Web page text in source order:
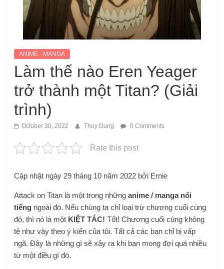
ANIME - MANGA
Làm thế nào Eren Yeager
trở thành một Titan? (Giải
trình)
October 30, 2022 Thuy Dung 0 Comments
Rate this post
Cập nhật ngày 29 tháng 10 năm 2022 bởi Ernie
Attack on Titan là một trong nhữnganime / manga nổi
tiếng ngoài đó. Nếu chúng ta chỉ loại trừ chương cuối cùng
đó, thì nó là một KIỆT TÁC!Tốt! Chương cuối cùng không
tệ như vậy theo ý kiến ​​của tôi. Tất cả các bạn chỉ bị vấp
ngã. Đây là những gì sẽ xảy ra khi bạn mong đợi quá nhiều
từ một điều gì đó.